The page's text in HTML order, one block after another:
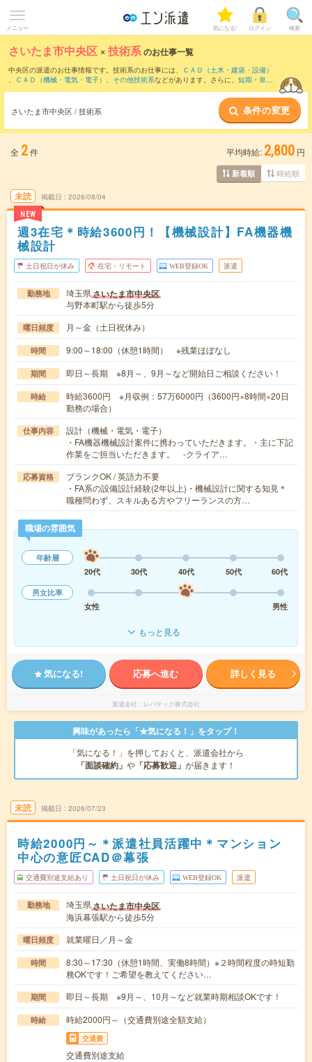
メニュー 気になる! ログイン 検索
さいたま市中央区 ×技術系のお仕事一覧
中央区の派遣のお仕事情報です。技術系のお仕事には、
ＣＡＤ（土木・建築・設備）
、
ＣＡＤ（機械・電気・電子） 、 その他技術系などがあります。さらに、 短期 ・ 単発
さいたま市中央区 / 技術系 条件の変更
全 2件 平均時給: 2,800 円
新着順 時給順
未読
NEW
掲載日 2026/08/04
週3在宅＊時給3600円！【機械設計】FA機器機
械設計
土日祝日が休み 在宅・リモート WEB登録OK 派遣
勤務地 埼玉県さいたま市中央区
与野本町駅から徒歩5分
曜日頻度 月～金（土日祝休み）
時間 9:00～18:00（休憩1時間） ※残業ほぼなし
期間 即日～長期 ※8月～、9月～など開始日ご相談ください！
時給
時給3600円 ※月収例：57万6000円（3600円×8時間×20日
勤務の場合）
仕事内容
設計（機械・電気・電子）
・FA機器機械設計案件に携わっていただきます。・主に下記
作業をご担当いただきます。 -クライア…
応募資格
ブランクOK / 英語力不要
・FA系の設備設計経験(2年以上)・機械設計に関する知見＊
職種問わず、スキルある方やフリーランスの方…
職場の雰囲気
年齢層
20代
30代 40代 50代
60代
男女比率
女性
男性
もっと見る
気になる! 応募へ進む 詳しく見る
派遣会社 レバテック株式会社
興味があったら「★気になる！」をタップ！
「気になる！」を押しておくと、派遣会社から
「面談確約」 や 「応募歓迎」 が届きます！
未読 掲載日 2026/07/23
時給2000円～＊派遣社員活躍中＊マンション
中心の意匠CAD＠幕張
交通費別途支給あり 土日祝日が休み WEB登録OK 派遣
勤務地 埼玉県さいたま市中央区
海浜幕張駅から徒歩5分
曜日頻度 就業曜日／月～金
時間
8:30～17:30（休憩1時間、実働8時間）※２時間程度の時短勤
務OKです！ご希望を教えてください…
期間 即日～長期 ※9月～、10月～など就業時期相談OKです！
時給 時給2000円～（交通費別途全額支給）
交通費
交通費別途支給